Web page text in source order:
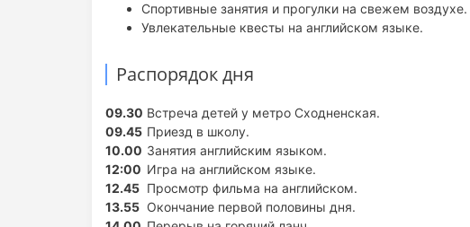
Спортивные занятия и прогулки на свежем воздухе.
Увлекательные квесты на английском языке.
Распорядок дня
09.30 Встреча детей у метро Сходненская.
09.45 Приезд в школу.
10.00 Занятия английским языком.
12:00 Игра на английском языке.
12.45 Просмотр фильма на английском.
13.55 Окончание первой половины дня.